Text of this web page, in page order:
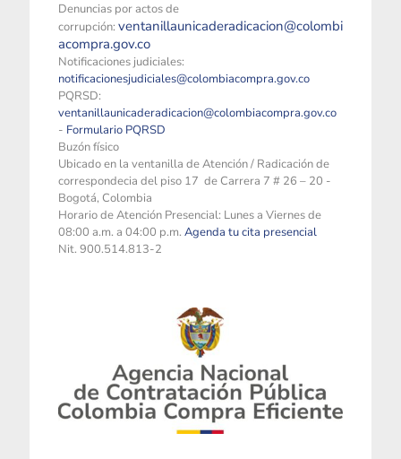
Denuncias por actos de
corrupción: ventanillaunicaderadicacion@colombi
acompra.gov.co
Notificaciones judiciales:
notificacionesjudiciales@colombiacompra.gov.co
PQRSD:
ventanillaunicaderadicacion@colombiacompra.gov.co
- Formulario PQRSD
Buzón físico
Ubicado en la ventanilla de Atención / Radicación de
correspondecia del piso 17 de Carrera 7 # 26 – 20 -
Bogotá, Colombia
Horario de Atención Presencial: Lunes a Viernes de
08:00 a.m. a 04:00 p.m. Agenda tu cita presencial
Nit. 900.514.813-2